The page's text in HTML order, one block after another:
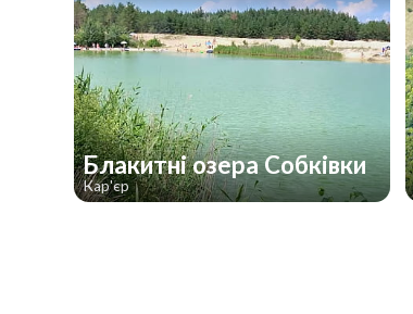
Блакитні озера Собківки
Кар'єр